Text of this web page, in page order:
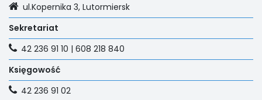
ul.Kopernika 3, Lutormiersk
Sekretariat
42 236 91 10 | 608 218 840
Księgowość
42 236 91 02